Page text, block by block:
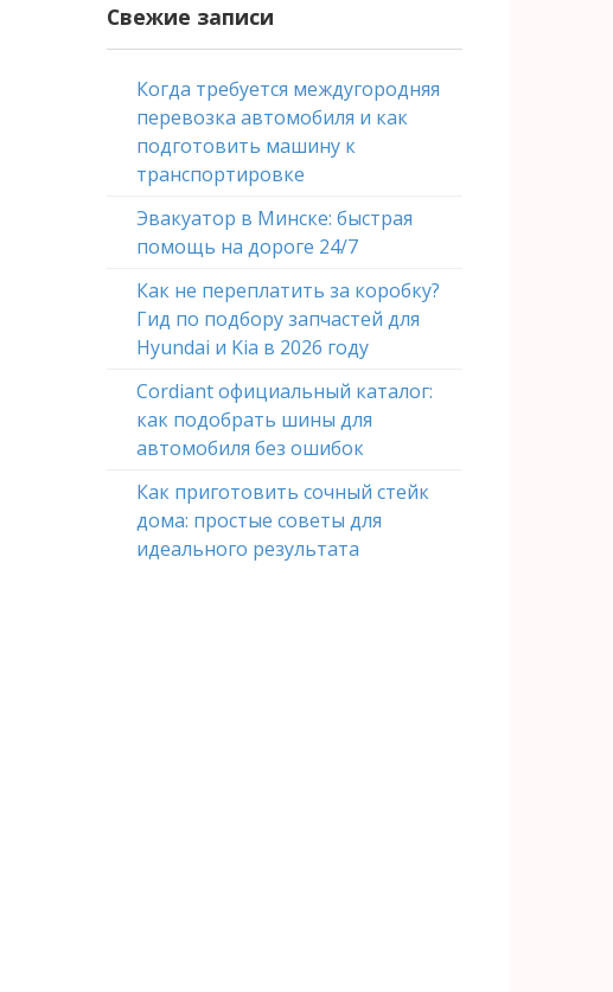
Свежие записи
Когда требуется междугородняя
перевозка автомобиля и как
подготовить машину к
транспортировке
Эвакуатор в Минске: быстрая
помощь на дороге 24/7
Как не переплатить за коробку?
Гид по подбору запчастей для
Hyundai и Kia в 2026 году
Cordiant официальный каталог:
как подобрать шины для
автомобиля без ошибок
Как приготовить сочный стейк
дома: простые советы для
идеального результата